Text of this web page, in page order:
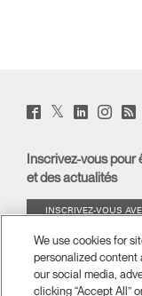
Facebook
(opens
Twitter
(opens
LinkedIn
(opens (opens
Inscrivez-vous pour
et des actualités
INSCRIVEZ-VOUS
À PROPOS
We use cookies for
personalized content
our social media,
clicking “Accept All”